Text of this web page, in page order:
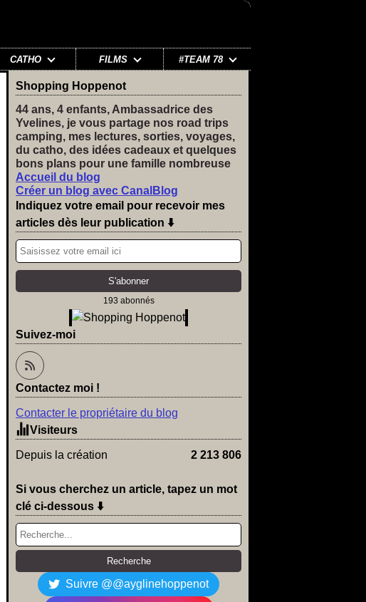
CATHO FILMS #TEAM 78
Shopping Hoppenot
44 ans, 4 enfants, Ambassadrice des
Yvelines, je vous partage nos road trips
camping, mes lectures, sorties, voyages,
du catho, des idées cadeaux et quelques
bons plans pour une famille nombreuse
Accueil du blog
Créer un blog avec CanalBlog
Indiquez votre email pour recevoir mes
articles dès leur publication ⬇️
193 abonnés
Suivez-moi
Contactez moi !
Contacter le propriétaire du blog
Visiteurs
Depuis la création 2 213 806
Si vous cherchez un article, tapez un mot
clé ci-dessous ⬇️
Suivre @@ayglinehoppenot